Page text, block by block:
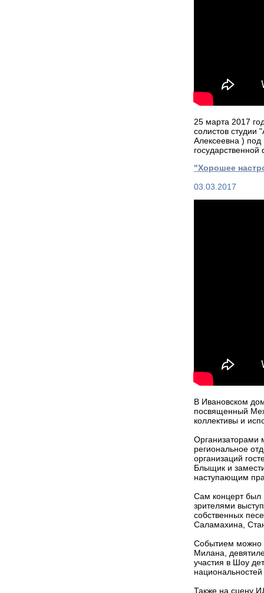
25 марта 2017
солистов студии
Алексеевна )
"Хорошее
03.03.2017
В Ивановском
посвященный
коллективы и
Организаторами
региональное
организаций
Блыщик и
наступающим
Сам концерт был
зрителями
собственных
Саламахина,
Событием можно
Милана,
участия в Шоу
Также на сцену